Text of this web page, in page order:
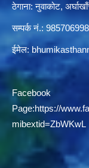
ठेगाना: नुवाकोट,
सम्पर्क नं.:
ईमेल:
Facebook
Page:https://
mibextid=ZbWKwL